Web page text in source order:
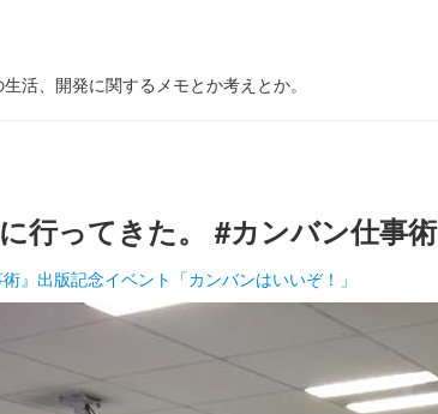
活、開発に関するメモとか考えとか。
行ってきた。 #カンバン仕事術
』出版記念イベント「カンバンはいいぞ！」